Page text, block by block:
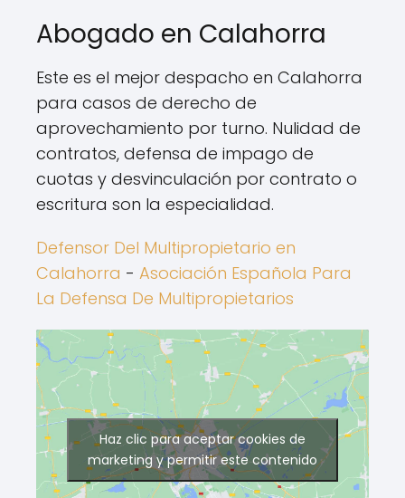
Abogado en Calahorra
Este es el mejor despacho en Calahorra
para casos de derecho de
aprovechamiento por turno. Nulidad de
contratos, defensa de impago de
cuotas y desvinculación por contrato o
escritura son la especialidad.
Defensor Del Multipropietario en
Calahorra - Asociación Española Para
La Defensa De Multipropietarios
Haz clic para aceptar cookies de
marketing y permitir este contenido